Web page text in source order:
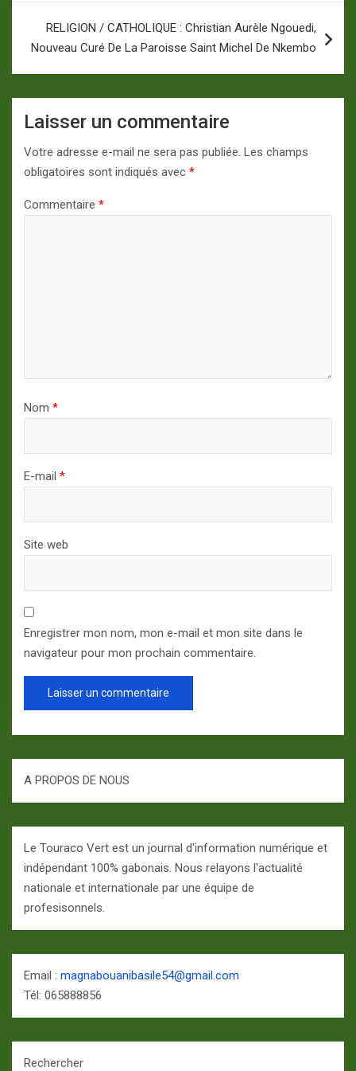
RELIGION / CATHOLIQUE : Christian Aurèle Ngouedi,
Nouveau Curé De La Paroisse Saint Michel De Nkembo
Laisser un commentaire
Votre adresse e-mail ne sera pas publiée. Les champs
obligatoires sont indiqués avec *
Commentaire *
Nom *
E-mail *
Site web
Enregistrer mon nom, mon e-mail et mon site dans le
navigateur pour mon prochain commentaire.
A PROPOS DE NOUS
Le Touraco Vert est un journal d'information numérique et
indépendant 100% gabonais. Nous relayons l'actualité
nationale et internationale par une équipe de
profesisonnels.
Email : magnabouanibasile54@gmail.com
Tél: 065888856
Rechercher